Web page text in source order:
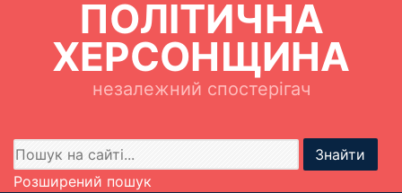
ПОЛІТИЧНА
ХЕРСОНЩИНА
незалежний спостерігач
Знайти
Розширений пошук